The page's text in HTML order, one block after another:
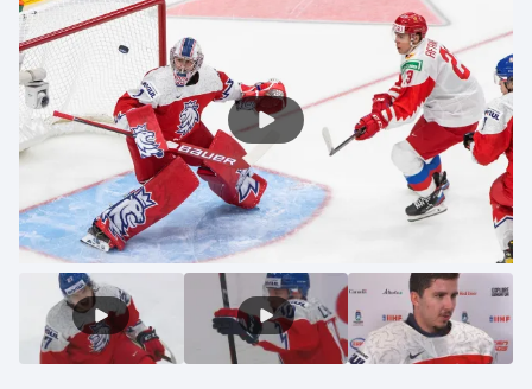
Rychlostní kanoistika
Short track
Sportovní střelba
Stolní tenis
Triatlon
Veslování
Vodní slalom